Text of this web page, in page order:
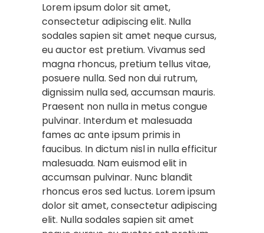
Lorem ipsum dolor sit amet,
consectetur adipiscing elit. Nulla
sodales sapien sit amet neque cursus,
eu auctor est pretium. Vivamus sed
magna rhoncus, pretium tellus vitae,
posuere nulla. Sed non dui rutrum,
dignissim nulla sed, accumsan mauris.
Praesent non nulla in metus congue
pulvinar. Interdum et malesuada
fames ac ante ipsum primis in
faucibus. In dictum nisl in nulla efficitur
malesuada. Nam euismod elit in
accumsan pulvinar. Nunc blandit
rhoncus eros sed luctus. Lorem ipsum
dolor sit amet, consectetur adipiscing
elit. Nulla sodales sapien sit amet